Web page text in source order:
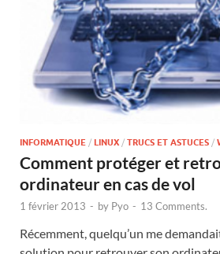
INFORMATIQUE / LINUX / TRUCS ET ASTUCES /
Comment protéger et
ordinateur en cas de vol
1 février 2013 - by Pyo - 13 Comments.
Récemment, quelqu’un me